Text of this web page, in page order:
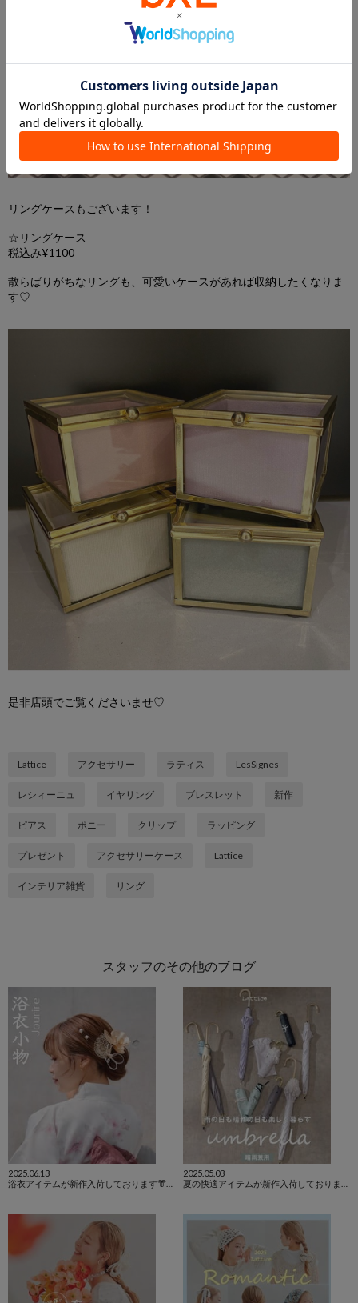
リングケースもございます！
☆ リングケース
税込み¥1100
散らばりがちなリングも、可愛いケースがあれば収納したくなりま
す♡
是非店頭でご覧くださいませ♡
Lattice アクセサリー ラティス LesSignes
レシィーニュ イヤリング ブレスレット 新作
ピアス ポニー クリップ ラッピング
プレゼント アクセサリーケース Lattice
インテリア雑貨 リング
スタッフのその他のブログ
2025.06.13
2025.05.03